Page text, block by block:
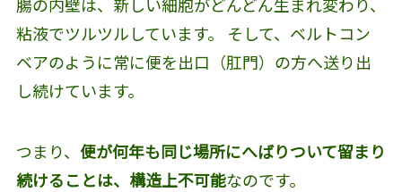
粘液でツルツルしています。 そして、ベルトコン
ベアのように常に便を出口（肛門）の方へ送り出
し続けています。
つまり、 便が何年も同じ場所にへばりついて留まり
続けることは、構造上不可能なのです。